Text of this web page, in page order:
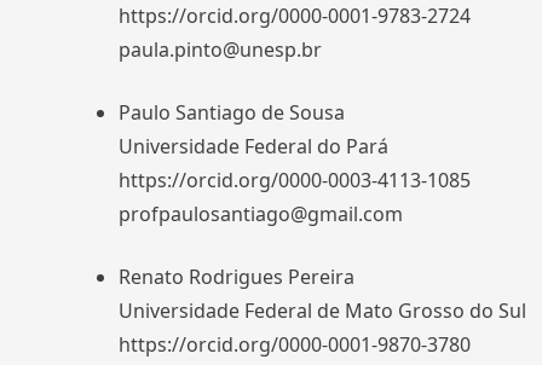
https://orcid.org/0000-0001-9783-2724
paula.pinto@unesp.br
Paulo Santiago de Sousa
Universidade Federal do Pará
https://orcid.org/0000-0003-4113-1085
profpaulosantiago@gmail.com
Renato Rodrigues Pereira
Universidade Federal de Mato Grosso do Sul
https://orcid.org/0000-0001-9870-3780